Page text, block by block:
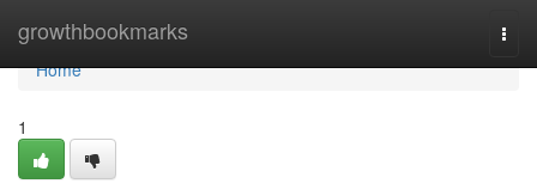
growthbookmarks
Home
Home
1